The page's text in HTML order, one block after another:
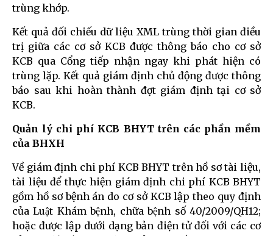
trùng khớp.
Kết quả đối chiếu dữ liệu XML trùng thời gian điều
trị giữa các cơ sở KCB được thông báo cho cơ sở
KCB qua Cổng tiếp nhận ngay khi phát hiện có
trùng lặp. Kết quả giám định chủ động được thông
báo sau khi hoàn thành đợt giám định tại cơ sở
KCB.
Quản lý chi phí KCB BHYT trên các phần mềm
của BHXH
Về giám định chi phí KCB BHYT trên hồ sơ tài liệu,
tài liệu để thực hiện giám định chi phí KCB BHYT
gồm hồ sơ bệnh án do cơ sở KCB lập theo quy định
của Luật Khám bệnh, chữa bệnh số 40/2009/QH12;
hoặc được lập dưới dạng bản điện tử đối với các cơ